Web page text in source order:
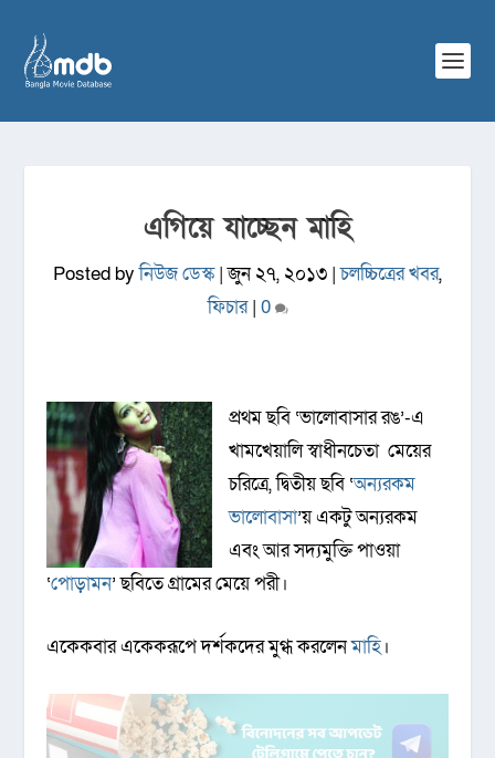
এগিয়ে যাচ্ছেন মাহি
Posted byনিউজ ডেস্ক|জুন ২৭, ২০১৩ |চলচ্চিত্রের খবর,
ফিচার| 0
প্রথম ছবি ‘ভালোবাসার রঙ’-এ
খামখেয়ালি স্বাধীনচেতা মেয়ের
চরিত্রে, দ্বিতীয় ছবি ‘অন্যরকম
ভালোবাসা’য় একটু অন্যরকম
এবং আর সদ্যমুক্তি পাওয়া
‘পোড়ামন’ ছবিতে গ্রামের মেয়ে পরী।
একেকবার একেকরূপে দর্শকদের মুগ্ধ করলেনমাহি।